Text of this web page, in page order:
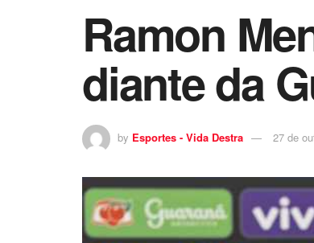
Ramon
diante da
by Esportes - Vida Destra 27 de